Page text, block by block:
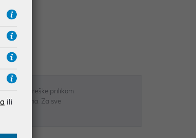
greške prilikom
artiklima. Za sve
ili